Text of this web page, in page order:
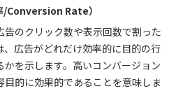
/Conversion Rate）
告のクリック数や表示回数で割った
、広告がどれだけ効率的に目的の行
かを示します。高いコンバージョン
的に効果的であることを意味しま